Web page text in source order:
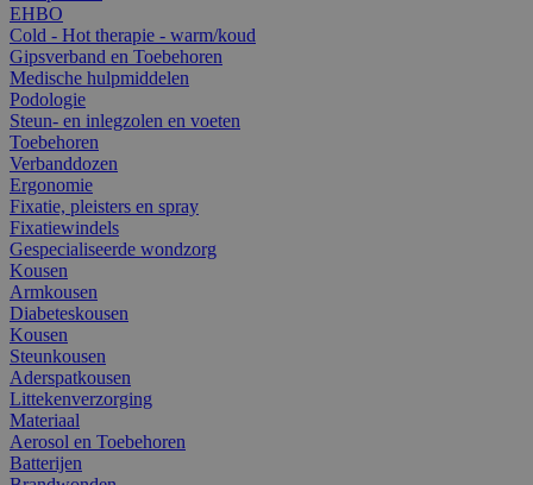
EHBO
Cold - Hot therapie - warm/koud
Gipsverband en Toebehoren
Medische hulpmiddelen
Podologie
Steun- en inlegzolen en voeten
Toebehoren
Verbanddozen
Ergonomie
Fixatie, pleisters en spray
Fixatiewindels
Gespecialiseerde wondzorg
Kousen
Armkousen
Diabeteskousen
Kousen
Steunkousen
Aderspatkousen
Littekenverzorging
Materiaal
Aerosol en Toebehoren
Batterijen